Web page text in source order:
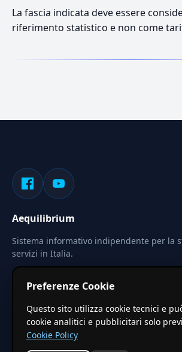
La fascia indicata deve essere
riferimento statistico e non come
Aequilibrium
Sistema informativo indipendente per la
servizi in Italia.
Le stime pubblicate sono calcolate tramite
territoriali regionali applicati a valori base
costituiscono preventivo ufficiale.
Preferenze Cookie
Questo sito utilizza cookie tecnici e
cookie analitici e pubblicitari solo
Cookie Policy